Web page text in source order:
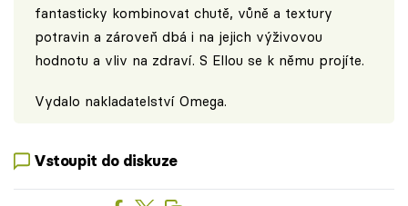
fantasticky kombinovat chutě, vůně a textury
potravin a zároveň dbá i na jejich výživovou
hodnotu a vliv na zdraví. S Ellou se k němu projíte.
Vydalo nakladatelství Omega.
Vstoupit do diskuze